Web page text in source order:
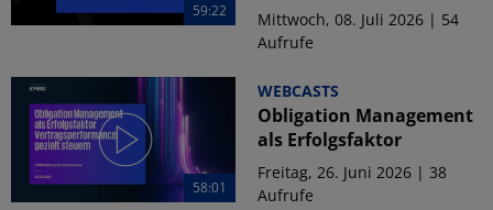
59:22
Mittwoch, 08. Juli 2026 | 54
Aufrufe
58:01
WEBCASTS
Obligation Management
als Erfolgsfaktor
Freitag, 26. Juni 2026 | 38
Aufrufe